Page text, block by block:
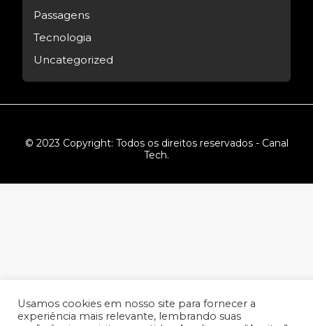
Passagens
Tecnologia
Uncategorized
© 2023 Copyright: Todos os direitos reservados - Canal
Tech.
Usamos cookies em nosso site para fornecer a
experiência mais relevante, lembrando suas